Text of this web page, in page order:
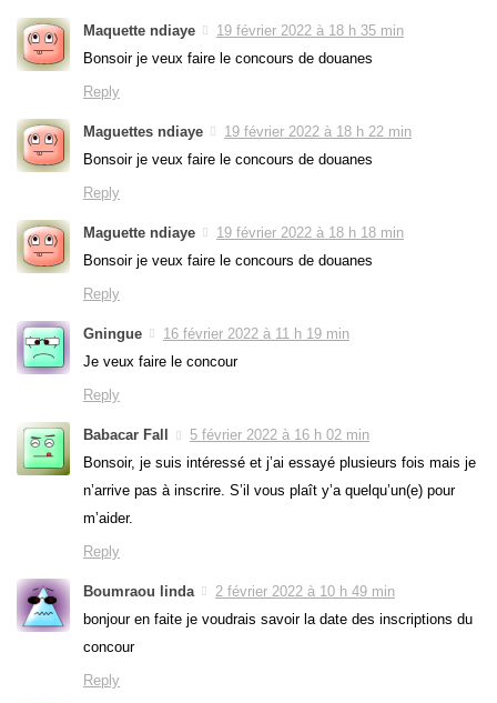
Maquette ndiaye
19 février 2022 à 18 h 35 min
Bonsoir je veux faire le concours de douanes
Reply
Maguettes ndiaye
19 février 2022 à 18 h 22 min
Bonsoir je veux faire le concours de douanes
Reply
Maguette ndiaye
19 février 2022 à 18 h 18 min
Bonsoir je veux faire le concours de douanes
Reply
Gningue
16 février 2022 à 11 h 19 min
Je veux faire le concour
Reply
Babacar Fall
5 février 2022 à 16 h 02 min
Bonsoir, je suis intéressé et j’ai essayé plusieurs fois mais je
n’arrive pas à inscrire. S’il vous plaît y’a quelqu’un(e) pour
m’aider.
Reply
Boumraou linda
2 février 2022 à 10 h 49 min
bonjour en faite je voudrais savoir la date des inscriptions du
concour
Reply